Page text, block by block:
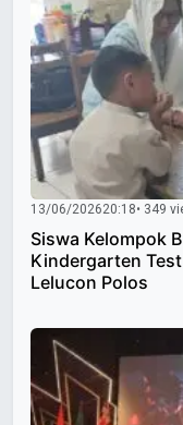
13/06/202620:18• 349
Siswa Kelompok
Kindergarten
Lelucon Polos